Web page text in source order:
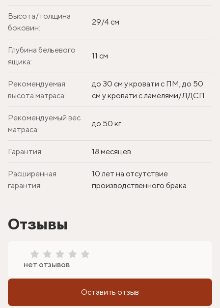
Высота/толщина
боковин:
29/4 см
Глубина бельевого
ящика:
11 см
Рекомендуемая
высота матраса:
до 30 см у кровати с ПМ, до 50
см у кровати с ламелями/ЛДСП
Рекомендуемый вес
матраса:
до 50 кг
Гарантия: 18 месяцев
Расширенная
гарантия:
10 лет на отсутствие
производственного брака
Отзывы
нет отзывов
Оставить отзыв